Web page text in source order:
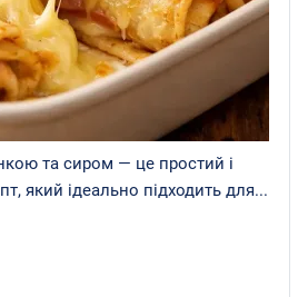
та сиром — це простий і
який ідеально підходить для...